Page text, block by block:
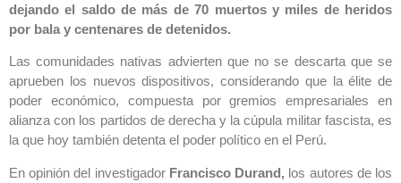
dejando el saldo de más de 70 muertos y miles de heridos
por bala y centenares de detenidos.
Las comunidades nativas advierten que no se descarta que se
aprueben los nuevos dispositivos, considerando que la élite de
poder económico, compuesta por gremios empresariales en
alianza con los partidos de derecha y la cúpula militar fascista, es
la que hoy también detenta el poder político en el Perú.
En opinión del investigador Francisco Durand, los autores de los